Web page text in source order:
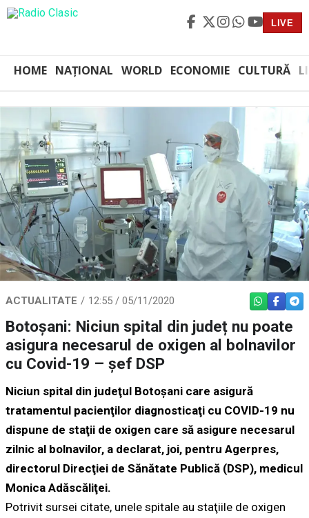
LIVE
HOME NAȚIONAL WORLD ECONOMIE CULTURĂ
ACTUALITATE 12:55 / 05/11/2020 WHATSAPP
Botoșani: Niciun spital din județ nu poate
asigura necesarul de oxigen al bolnavilor
cu Covid-19 – șef DSP
Niciun spital din judeţul Botoşani care asigură
tratamentul pacienţilor diagnosticaţi cu COVID-19 nu
dispune de staţii de oxigen care să asigure necesarul
zilnic al bolnavilor, a declarat, joi, pentru Agerpres,
directorul Direcţiei de Sănătate Publică (DSP), medicul
Monica Adăscăliţei.
Potrivit sursei citate, unele spitale au staţiile de oxigen